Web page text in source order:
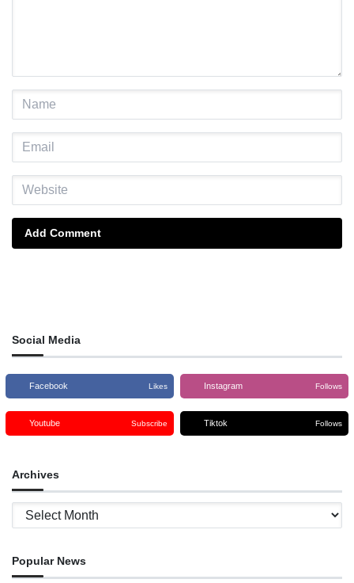
Add Comment
Social Media
Facebook Likes Instagram Follows
Youtube Subscribe Tiktok Follows
Archives
Archives
Popular News